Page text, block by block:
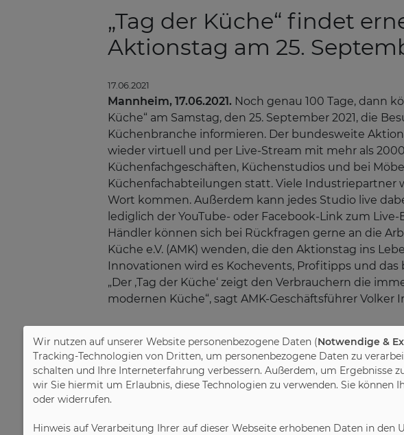
„Tag der Küche“ findet
Aktionstag am 25.
17.06.2021
Mannheim, 17.06.2021. Noch genau 100 Tage, dann
Küche“ am Samstag, den 25. September 2021, die
Küchenbranche informieren. Der bundesweite
wieder virtuell und per Live-Stream mit mehr als
Küchenfachgeschäften, Küchenstudios und bei
Küchenfachabteilungen statt. Viele Industriepartner
Wort kommen. Außerdem kann jedes Studio live
lediglich der YouTube- oder Facebook-Link zum
Händler können sich bei Rückfragen gerne an die
Küche e.V. (AMK) wenden, die den Aktionstag ins
Innovationen wird es Kochevents, Profitipps und
„Der ‚Tag der Küche‘ zeigt den Verbrauchern die
modernen Küche“, sagt AMK-Geschäftsführer Volker
Wer bis zum „Tag der Küche“ und auch darüber
informieren. UnterFacebookund„instagram.com/
Gewinnspiel und Informationen zu den neuesten
unterwww.amk-ratgeber-kueche.desowie bei der
Wir nutzen auf unserer Website personenbezogene Daten (Notwendige &
Tracking-Technologien von Dritten, um personenbezogene Daten zu
schalten und Ihre Interneterfahrung verbessern. Außerdem, um Ergebnisse
wir Sie hiermit um Erlaubnis, diese Technologien zu verwenden. Sie können
oder widerrufen.
Hinweis auf Verarbeitung Ihrer auf dieser Webseite erhobenen Daten in den